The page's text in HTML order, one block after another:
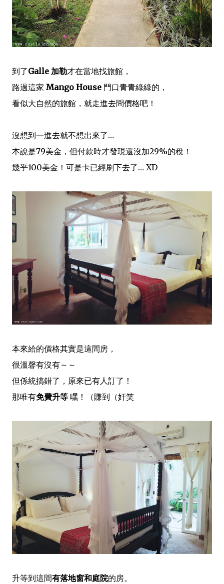
到了Galle 加勒才在當地找旅館，
路過這家 Mango House 門口青青綠綠的，
看似大自然的旅館，就走進去問價格吧！
沒想到一進去就不想出來了…
本說是79美金，但付款時才發現還沒加29%的稅！
幾乎100美金！可是卡已經刷下去了… XD
本來給的價格其實是這間房，
很溫馨有沒有～～
但係統搞錯了，原來已有人訂了！
那唯有免費升等 嘿！（賺到（奸笑
升等到這間有落地窗和庭院的房。